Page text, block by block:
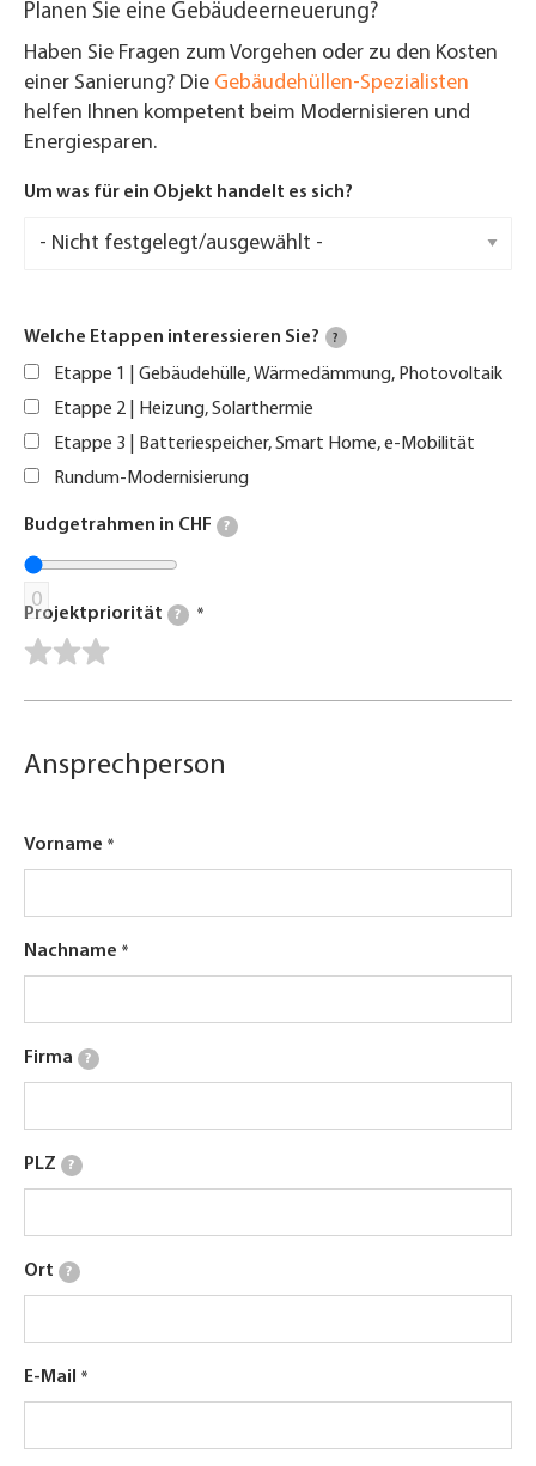
Planen Sie eine Gebäudeerneuerung?
Haben Sie Fragen zum Vorgehen oder zu den Kosten
einer Sanierung? Die Gebäudehüllen-Spezialisten
helfen Ihnen kompetent beim Modernisieren und
Energiesparen.
Um was für ein Objekt handelt es sich?
Welche Etappen interessieren Sie? ?
Etappe 1 | Gebäudehülle, Wärmedämmung, Photovoltaik
Etappe 2 | Heizung, Solarthermie
Etappe 3 | Batteriespeicher, Smart Home, e-Mobilität
Rundum-Modernisierung
Budgetrahmen in CHF ?
0
Projektpriorität ?
Ansprechperson
Vorname
Nachname
Firma ?
PLZ ?
Ort ?
E-Mail